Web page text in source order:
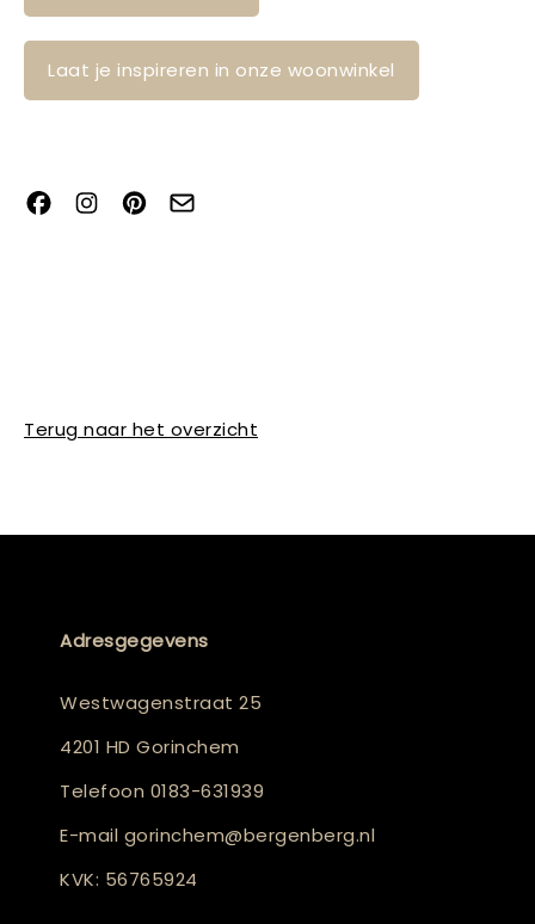
Laat je inspireren in onze woonwinkel
Terug naar het overzicht
Adresgegevens
Westwagenstraat 25
4201 HD Gorinchem
Telefoon 0183-631939
E-mail gorinchem@bergenberg.nl
KVK: 56765924